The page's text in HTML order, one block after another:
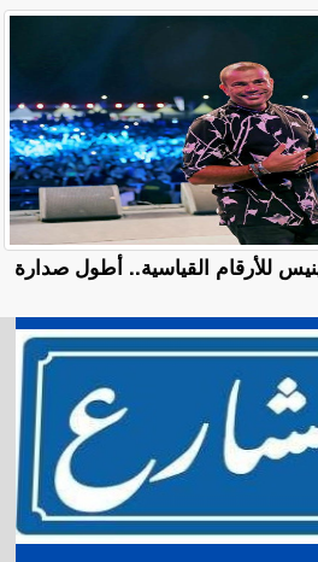
للأرقام القياسية.. أطول صدارة